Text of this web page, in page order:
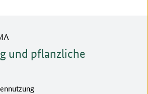
und pflanzliche